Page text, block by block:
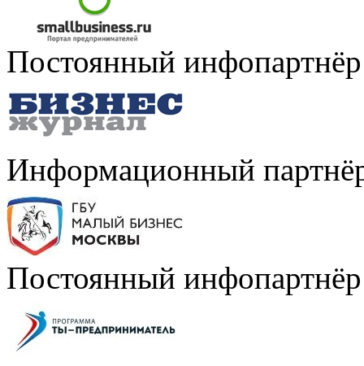
Постоянный инфопартнёр
Информационный
Постоянный инфопартнёр